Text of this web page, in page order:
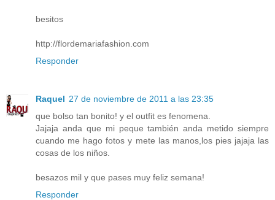
besitos
http://flordemariafashion.com
Responder
Raquel 27 de noviembre de 2011 a las 23:35
que bolso tan bonito! y el outfit es fenomena.
Jajaja anda que mi peque también anda metido siempre
cuando me hago fotos y mete las manos,los pies jajaja las
cosas de los niños.
besazos mil y que pases muy feliz semana!
Responder